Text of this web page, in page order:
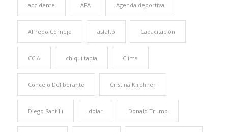
accidente AFA Agenda deportiva
Alfredo Cornejo asfalto Capacitación
CCIA chiqui tapia Clima
Concejo Deliberante Cristina Kirchner
Diego Santilli dolar Donald Trump